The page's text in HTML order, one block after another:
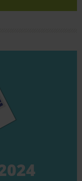
éléments de
dans les